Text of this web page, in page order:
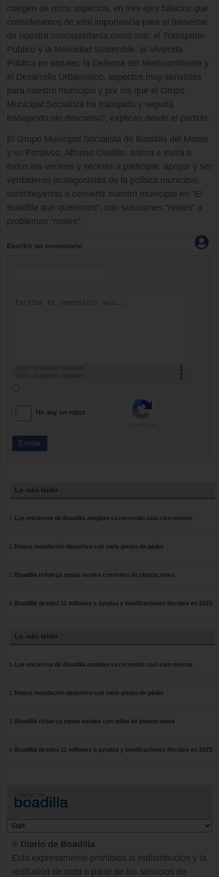
margen de otros aspectos, en tres ejes básicos que
consideramos de vital importancia para el bienestar
de nuestra conciudadanía como son: el Transporte
Público y la Movilidad Sostenible, la Vivienda
Pública en alquiler, la Defensa del Medioambiente y
el Desarrollo Urbanístico, aspectos muy sensibles
para nuestro municipio y por los que el Grupo
Municipal Socialista ha trabajado y seguirá
trabajando sin descanso", explican desde el partido.
El Grupo Municipal Socialista de Boadilla del Monte
y su Portavoz, Alfonso Castillo, anima e invita a
todos los vecinos y vecinas a participar, apoyar y ser
verdaderos protagonistas de la política municipal,
contribuyendo a convertir nuestro municipio en “El
Boadilla que queremos”, con soluciones “reales” a
problemas “reales”.
Escribir un comentario
1000
caracteres restantes
1000
caracteres restantes
No soy un robot
Enviar
Lo más leído
Los encierros de Boadilla amplían su recorrido casi cien metros
Nueva instalación deportiva con siete pistas de pádel
Boadilla refuerza zonas verdes con miles de plantaciones
Boadilla destinó 11 millones a ayudas y bonificaciones fiscales en 2025
Lo más leído
Los encierros de Boadilla amplían su recorrido casi cien metros
Nueva instalación deportiva con siete pistas de pádel
Boadilla refuerza zonas verdes con miles de plantaciones
Boadilla destinó 11 millones a ayudas y bonificaciones fiscales en 2025
© Diario de Boadilla
Está expresamente prohibida la redistribución y la
redifusión de todo o parte de los servicios de